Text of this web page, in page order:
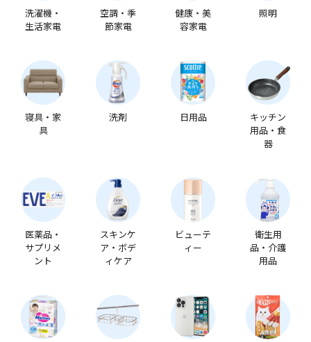
洗濯機・
生活家電
空調・季
節家電
健康・美
容家電
照明
寝具・家
具
洗剤 日用品
キッチン
用品・食
器
医薬品・
サプリメ
ント
スキンケ
ア・ボデ
ィケア
ビューテ
ィー
衛生用
品・介護
用品